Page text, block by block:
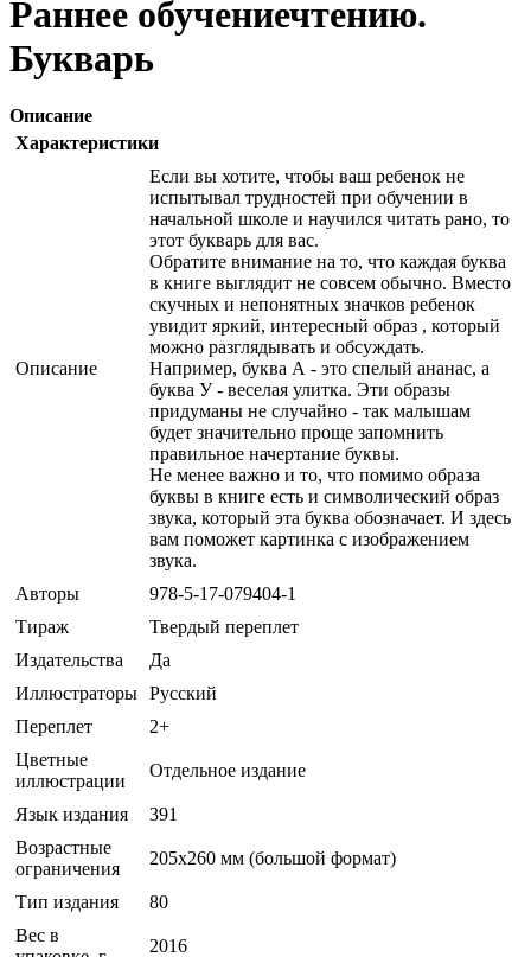
Раннее обучениечтению.
Букварь
Описание
Характеристики
Описание
Если вы хотите, чтобы ваш ребенок не
испытывал трудностей при обучении в
начальной школе и научился читать рано, то
этот букварь для вас.
Обратите внимание на то, что каждая буква
в книге выглядит не совсем обычно. Вместо
скучных и непонятных значков ребенок
увидит яркий, интересный образ , который
можно разглядывать и обсуждать.
Например, буква А - это спелый ананас, а
буква У - веселая улитка. Эти образы
придуманы не случайно - так малышам
будет значительно проще запомнить
правильное начертание буквы.
Не менее важно и то, что помимо образа
буквы в книге есть и символический образ
звука, который эта буква обозначает. И здесь
вам поможет картинка с изображением
звука.
Авторы
978-5-17-079404-1
Тираж
Твердый переплет
Издательства
Да
Иллюстраторы Русский
Переплет
2+
Цветные
иллюстрации
Отдельное издание
Язык издания
391
Возрастные
ограничения
205х260 мм (большой формат)
Тип издания
80
Вес в
2016